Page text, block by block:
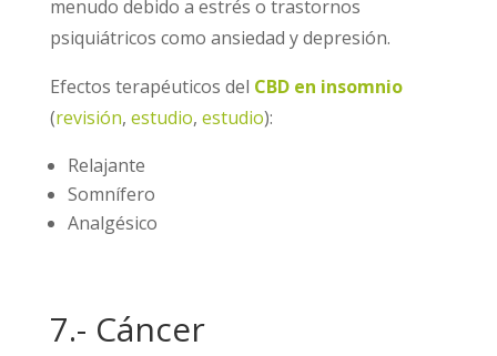
menudo debido a estrés o trastornos
psiquiátricos como ansiedad y depresión.
Efectos terapéuticos del CBD en insomnio
(revisión, estudio, estudio):
Relajante
Somnífero
Analgésico
7.- Cáncer